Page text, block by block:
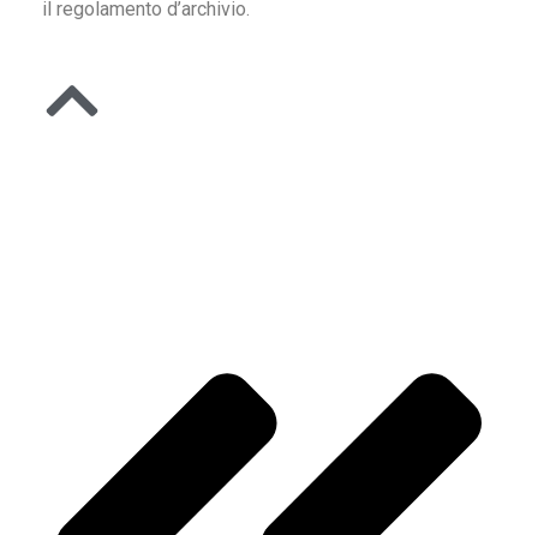
il regolamento d’archivio.